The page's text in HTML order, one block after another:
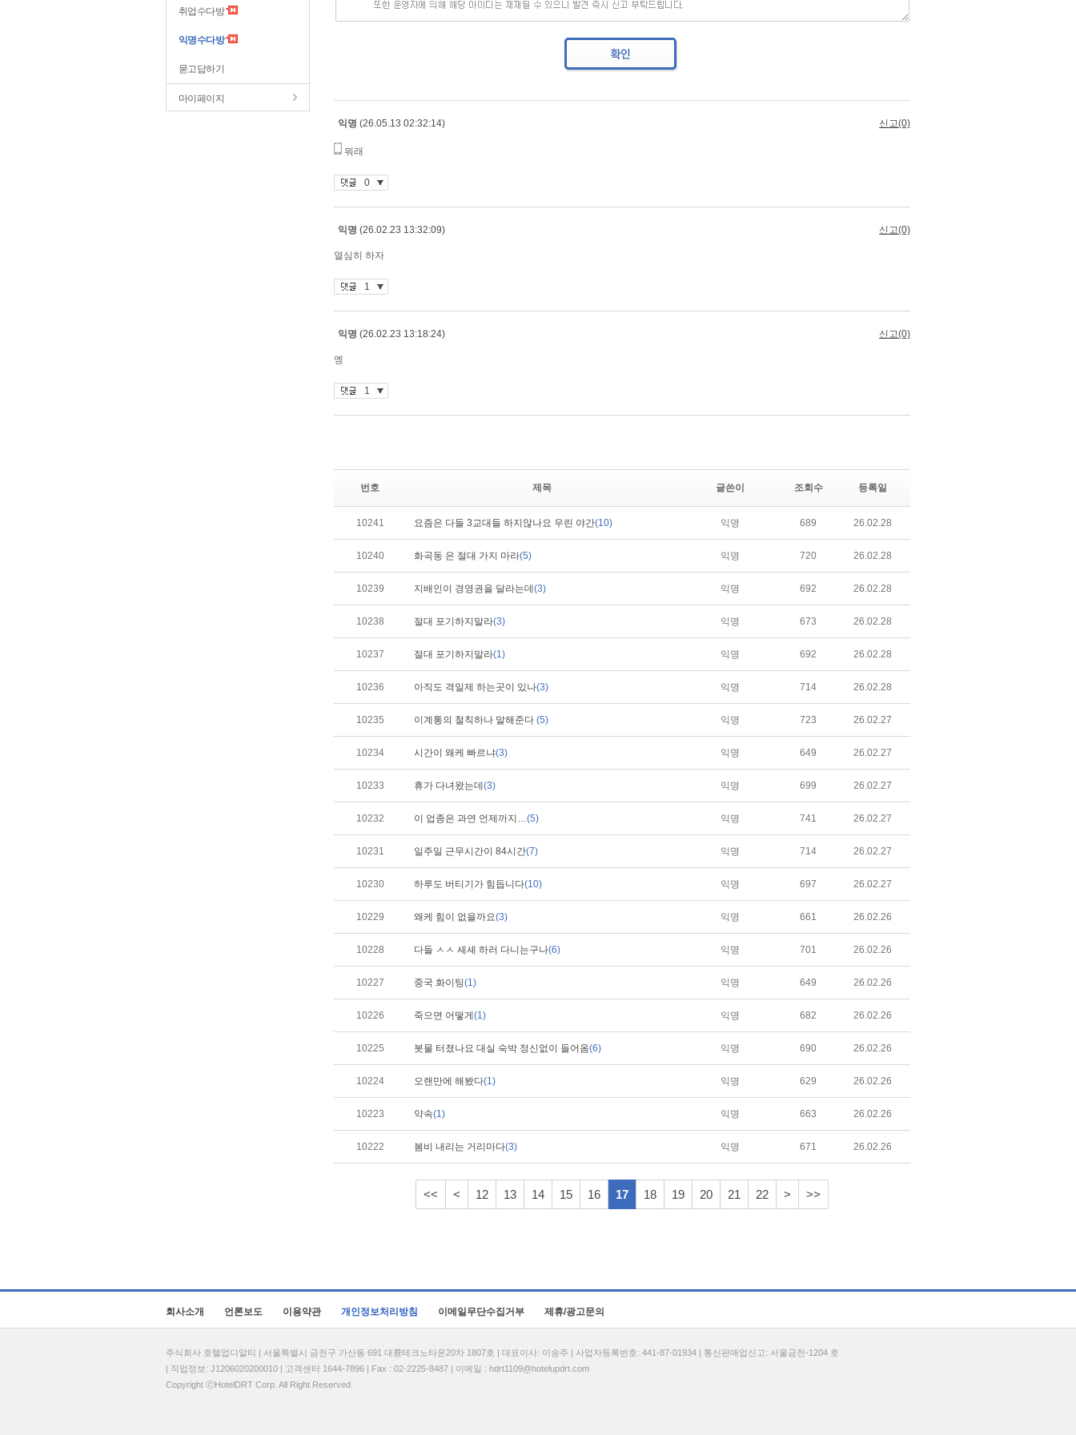
취업수다방
익명수다방
묻고답하기
마이페이지
번호 제목 글쓴이 조회수 등록일
10241 요즘은 다들 3교대들 하지않나요 우린 야간(10) 익명 689 26.02.28
10240 화곡동 은 절대 가지 마라(5) 익명 720 26.02.28
10239 지배인이 경영권을 달라는데 (3) 익명 692 26.02.28
10238 절대 포기하지말라(3) 익명 673 26.02.28
10237 절대 포기하지말라(1) 익명 692 26.02.28
10236 아직도 격일제 하는곳이 있나(3) 익명 714 26.02.28
10235 이계통의 철칙하나 말해준다 (5) 익명 723 26.02.27
10234 시간이 왜케 빠르냐(3) 익명 649 26.02.27
10233 휴가 다녀왔는데 (3) 익명 699 26.02.27
10232 이 업종은 과연 언제까지…(5) 익명 741 26.02.27
10231 일주일 근무시간이 84시간(7) 익명 714 26.02.27
10230 하루도 버티기가 힘듭니다(10) 익명 697 26.02.27
10229 왜케 힘이 없을까요(3) 익명 661 26.02.26
10228 다들 ㅅㅅ 셰셰 하러 다니는구나(6) 익명 701 26.02.26
10227 중국 화이팅(1) 익명 649 26.02.26
10226 죽으면 어떻게 (1) 익명 682 26.02.26
10225 봇물 터졌나요 대실 숙박 정신없이 들어옴(6) 익명 690 26.02.26
10224 오랜만에 해봤다(1) 익명 629 26.02.26
10223 약속(1) 익명 663 26.02.26
10222 봄비 내리는 거리마다(3) 익명 671 26.02.26
<< < 12 13 14 15 16 17 18 19 20 21 22 > >>
회사소개 언론보도 이용약관 개인정보처리방침 이메일무단수집거부 제휴/광고문의
주식회사 호텔업디알티 | 서울특별시 금천구 가산동 691 대륭테크노타운20차 1807호 | 대표이사: 이송주 | 사업자등록번호: 441-87-01934 | 통신판매업신고: 서울금천-1204 호
| 직업정보: J1206020200010 | 고객센터 1644-7896 | Fax : 02-2225-8487 | 이메일 : hdrt1109@hotelupdrt.com
Copyright ⓒHotelDRT Corp. All Right Reserved.